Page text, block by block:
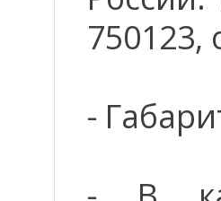
750123,
-